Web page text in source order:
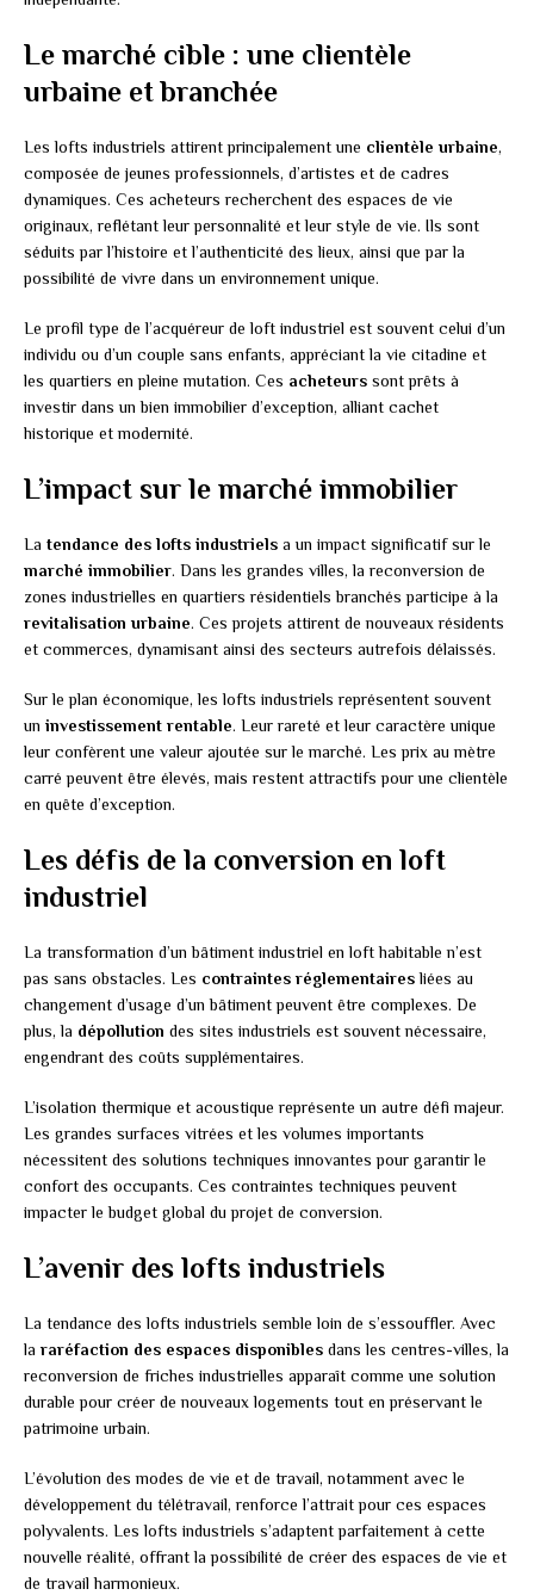
Le marché cible : une clientèle
urbaine et branchée
Les lofts industriels attirent principalement une clientèle urbaine,
composée de jeunes professionnels, d’artistes et de cadres
dynamiques. Ces acheteurs recherchent des espaces de vie
originaux, reflétant leur personnalité et leur style de vie. Ils sont
séduits par l’histoire et l’authenticité des lieux, ainsi que par la
possibilité de vivre dans un environnement unique.
Le profil type de l’acquéreur de loft industriel est souvent celui d’un
individu ou d’un couple sans enfants, appréciant la vie citadine et
les quartiers en pleine mutation. Ces acheteurs sont prêts à
investir dans un bien immobilier d’exception, alliant cachet
historique et modernité.
L’impact sur le marché immobilier
La tendance des lofts industriels a un impact significatif sur le
marché immobilier. Dans les grandes villes, la reconversion de
zones industrielles en quartiers résidentiels branchés participe à la
revitalisation urbaine. Ces projets attirent de nouveaux résidents
et commerces, dynamisant ainsi des secteurs autrefois délaissés.
Sur le plan économique, les lofts industriels représentent souvent
un investissement rentable. Leur rareté et leur caractère unique
leur confèrent une valeur ajoutée sur le marché. Les prix au mètre
carré peuvent être élevés, mais restent attractifs pour une clientèle
en quête d’exception.
Les défis de la conversion en loft
industriel
La transformation d’un bâtiment industriel en loft habitable n’est
pas sans obstacles. Les contraintes réglementairesliées au
changement d’usage d’un bâtiment peuvent être complexes. De
plus, la dépollution des sites industriels est souvent nécessaire,
engendrant des coûts supplémentaires.
L’isolation thermique et acoustique représente un autre défi majeur.
Les grandes surfaces vitrées et les volumes importants
nécessitent des solutions techniques innovantes pour garantir le
confort des occupants. Ces contraintes techniques peuvent
impacter le budget global du projet de conversion.
L’avenir des lofts industriels
La tendance des lofts industriels semble loin de s’essouffler. Avec
la raréfaction des espaces disponibles dans les centres-villes, la
reconversion de friches industrielles apparaît comme une solution
durable pour créer de nouveaux logements tout en préservant le
patrimoine urbain.
L’évolution des modes de vie et de travail, notamment avec le
développement du télétravail, renforce l’attrait pour ces espaces
polyvalents. Les lofts industriels s’adaptent parfaitement à cette
nouvelle réalité, offrant la possibilité de créer des espaces de vie et
de travail harmonieux.